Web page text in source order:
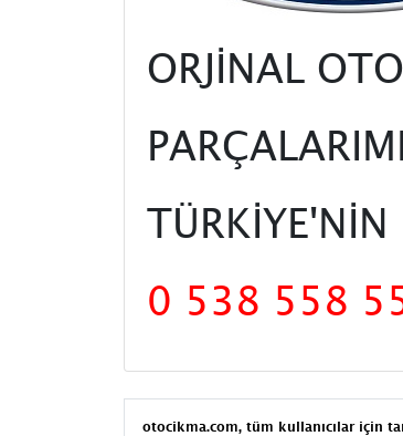
ORJİNAL
TÜRKİYE'NİN
0 538 558
otocikma.com, tüm kullanıcılar için